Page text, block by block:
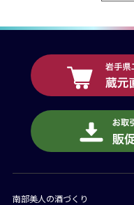
南部美人の酒づくり